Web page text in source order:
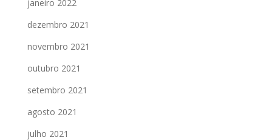
janeiro 2022
dezembro 2021
novembro 2021
outubro 2021
setembro 2021
agosto 2021
julho 2021